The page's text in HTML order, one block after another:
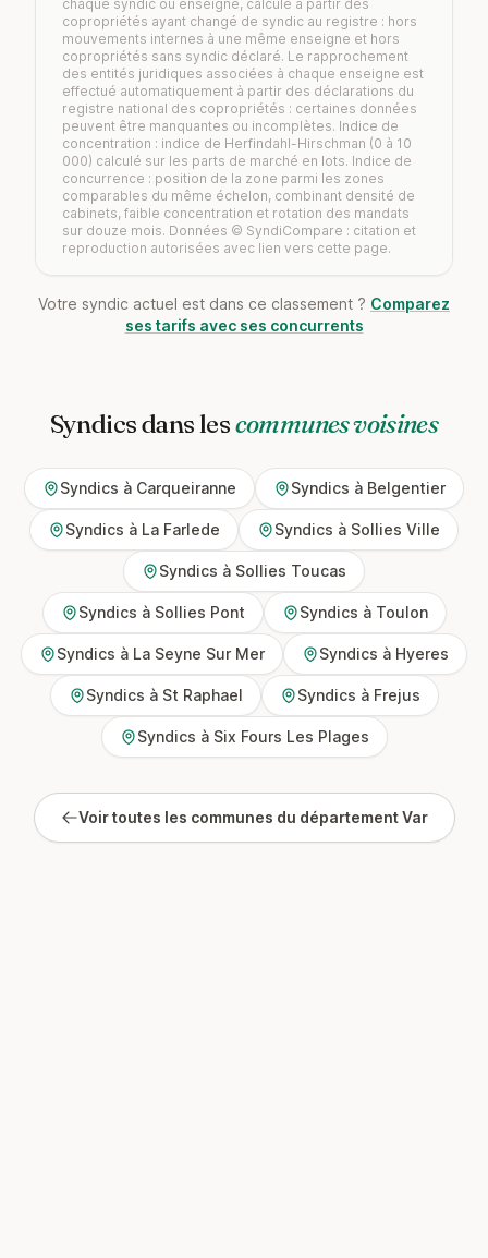
chaque syndic ou enseigne, calculé à partir des
copropriétés ayant changé de syndic au registre : hors
mouvements internes à une même enseigne et hors
copropriétés sans syndic déclaré. Le rapprochement
des entités juridiques associées à chaque enseigne est
effectué automatiquement à partir des déclarations du
registre national des copropriétés : certaines données
peuvent être manquantes ou incomplètes. Indice de
concentration : indice de Herfindahl-Hirschman (0 à 10
000) calculé sur les parts de marché en lots. Indice de
concurrence : position de la zone parmi les zones
comparables du même échelon, combinant densité de
cabinets, faible concentration et rotation des mandats
sur douze mois. Données © SyndiCompare : citation et
reproduction autorisées avec lien vers cette page.
Votre syndic actuel est dans ce classement ? Comparez
ses tarifs avec ses concurrents
Syndics dans lescommunes voisines
Syndics à Carqueiranne Syndics à Belgentier
Syndics à La Farlede Syndics à Sollies Ville
Syndics à Sollies Toucas
Syndics à Sollies Pont Syndics à Toulon
Syndics à La Seyne Sur Mer Syndics à Hyeres
Syndics à St Raphael Syndics à Frejus
Syndics à Six Fours Les Plages
Voir toutes les communes du département Var